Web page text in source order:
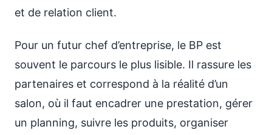
et de relation client.
Pour un futur chef d’entreprise, le BP est
souvent le parcours le plus lisible. Il rassure les
partenaires et correspond à la réalité d’un
salon, où il faut encadrer une prestation, gérer
un planning, suivre les produits, organiser